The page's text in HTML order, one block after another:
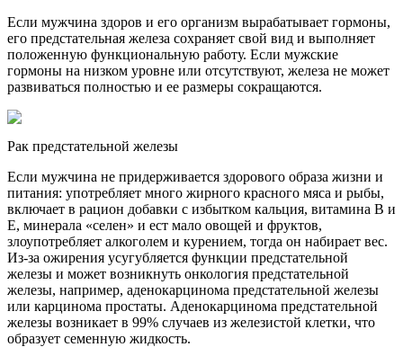
Если мужчина здоров и его организм вырабатывает гормоны,
его предстательная железа сохраняет свой вид и выполняет
положенную функциональную работу. Если мужские
гормоны на низком уровне или отсутствуют, железа не может
развиваться полностью и ее размеры сокращаются.
Рак предстательной железы
Если мужчина не придерживается здорового образа жизни и
питания: употребляет много жирного красного мяса и рыбы,
включает в рацион добавки с избытком кальция, витамина В и
Е, минерала «селен» и ест мало овощей и фруктов,
злоупотребляет алкоголем и курением, тогда он набирает вес.
Из-за ожирения усугубляется функции предстательной
железы и может возникнуть онкология предстательной
железы, например, аденокарцинома предстательной железы
или карцинома простаты. Аденокарцинома предстательной
железы возникает в 99% случаев из железистой клетки, что
образует семенную жидкость.